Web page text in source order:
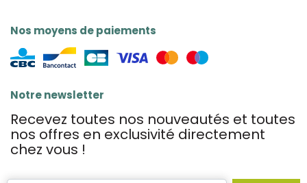
Nos moyens de paiements
Notre newsletter
Recevez toutes nos nouveautés et toutes
nos offres en exclusivité directement
chez vous !